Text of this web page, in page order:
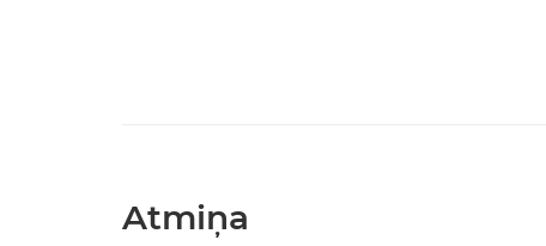
Atmiņa